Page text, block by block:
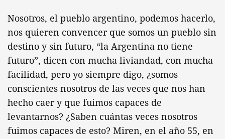
Nosotros, el pueblo argentino, podemos hacerlo,
nos quieren convencer que somos un pueblo sin
destino y sin futuro, “la Argentina no tiene
futuro”, dicen con mucha liviandad, con mucha
facilidad, pero yo siempre digo, ¿somos
conscientes nosotros de las veces que nos han
hecho caer y que fuimos capaces de
levantarnos? ¿Saben cuántas veces nosotros
fuimos capaces de esto? Miren, en el año 55, en